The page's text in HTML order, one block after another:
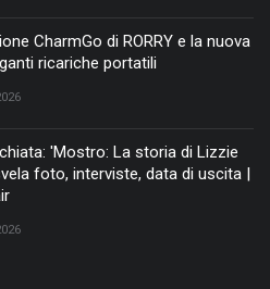
CharmGo di RORRY e la nuova
ricariche portatili
'Mostro: La storia di Lizzie
foto, interviste, data di uscita |